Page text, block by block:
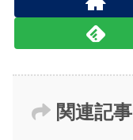
関連記事